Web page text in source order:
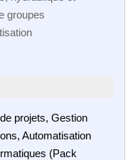
groupes
projets, Gestion
Automatisation
(Pack